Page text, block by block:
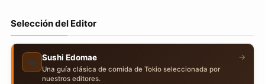
Selección del Editor
🍣 Sushi Edomae
Una guía clásica de comida de Tokio seleccionada por
nuestros editores.
→